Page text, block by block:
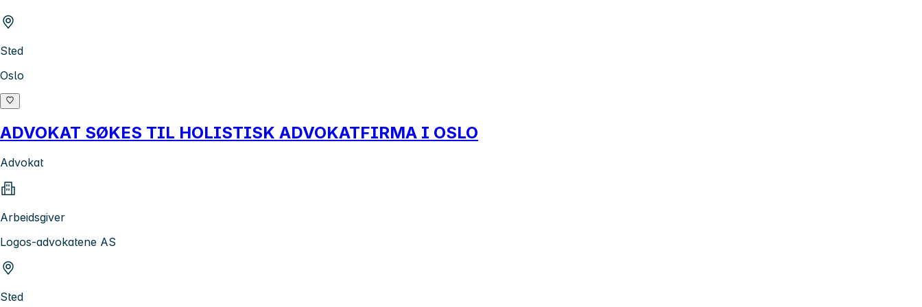
Sted
Oslo
ADVOKAT SØKES TIL HOLISTISK ADVOKATFIRMA I OSLO
Advokat
Arbeidsgiver
Logos-advokatene AS
Sted